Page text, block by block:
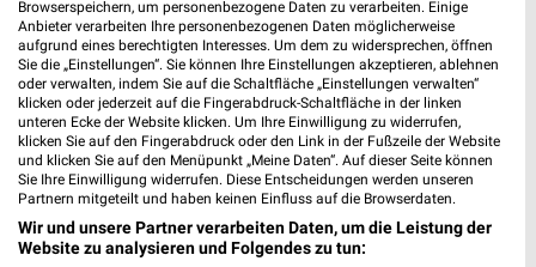
Rhönstraße 25
36433 Bad Salzungen
Heute
geschlossen
290,08 km • Angebote: 3 Prospekte
ALDI Nord Bad Salzungen
Clara-Zetkin-Straße 9
36433 Bad Salzungen
Browserspeichern, um personenbezogene Daten zu verarbeiten. Einige
Anbieter verarbeiten Ihre personenbezogenen Daten möglicherweise
aufgrund eines berechtigten Interesses. Um dem zu widersprechen, öffnen
Sie die „Einstellungen“. Sie können Ihre Einstellungen akzeptieren, ablehnen
oder verwalten, indem Sie auf die Schaltfläche „Einstellungen verwalten“
klicken oder jederzeit auf die Fingerabdruck-Schaltfläche in der linken
unteren Ecke der Website klicken. Um Ihre Einwilligung zu widerrufen,
klicken Sie auf den Fingerabdruck oder den Link in der Fußzeile der Website
und klicken Sie auf den Menüpunkt „Meine Daten“. Auf dieser Seite können
Sie Ihre Einwilligung widerrufen. Diese Entscheidungen werden unseren
Partnern mitgeteilt und haben keinen Einfluss auf die Browserdaten.
Wir und unsere Partner verarbeiten Daten, um die Leistung der
Website zu analysieren und Folgendes zu tun: